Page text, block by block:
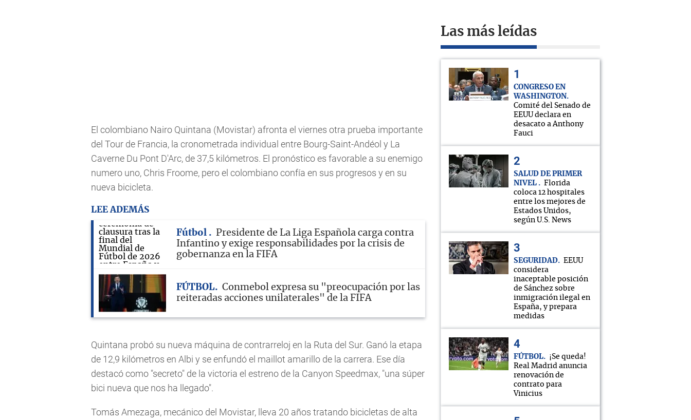
El colombiano Nairo Quintana (Movistar) afronta el viernes otra prueba importante
del Tour de Francia, la cronometrada individual entre Bourg-Saint-Andéol y La
Caverne Du Pont D'Arc, de 37,5 kilómetros. El pronóstico es favorable a su enemigo
numero uno, Chris Froome, pero el colombiano confía en sus progresos y en su
nueva bicicleta.
LEE ADEMÁS
Fútbol
Presidente de La Liga Española carga contra
Infantino y exige responsabilidades por la crisis de
gobernanza en la FIFA
FÚTBOL
Conmebol expresa su "preocupación por las
reiteradas acciones unilaterales" de la FIFA
Quintana probó su nueva máquina de contrarreloj en la Ruta del Sur. Ganó la etapa
de 12,9 kilómetros en Albi y se enfundó el maillot amarillo de la carrera. Ese día
destacó como "secreto" de la victoria el estreno de la Canyon Speedmax, "una súper
bici nueva que nos ha llegado".
Tomás Amezaga, mecánico del Movistar, lleva 20 años tratando bicicletas de alta
Las más leídas
CONGRESO EN
WASHINGTON
Comité del Senado de
EEUU declara en
desacato a Anthony
Fauci
SALUD DE PRIMER
NIVEL
Florida
coloca 12 hospitales
entre los mejores de
Estados Unidos,
según U.S. News
SEGURIDAD
EEUU
considera
inaceptable posición
de Sánchez sobre
inmigración ilegal en
España, y prepara
medidas
FÚTBOL
¡Se queda!
Real Madrid anuncia
renovación de
contrato para
Vinicius